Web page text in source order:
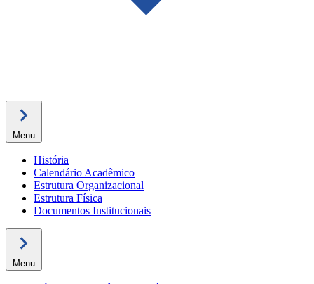
Menu
História
Calendário Acadêmico
Estrutura Organizacional
Estrutura Física
Documentos Institucionais
Menu